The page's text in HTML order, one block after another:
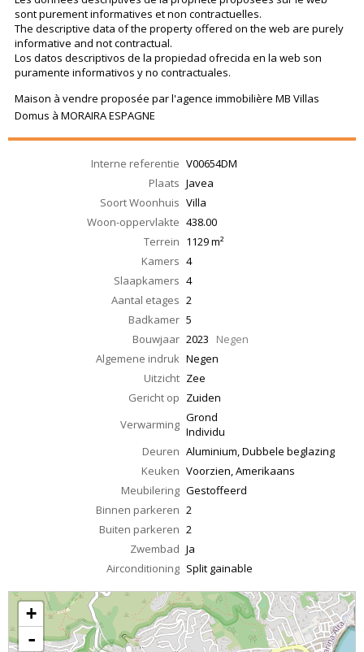
sont purement informatives et non contractuelles.
The descriptive data of the property offered on the web are purely
informative and not contractual.
Los datos descriptivos de la propiedad ofrecida en la web son
puramente informativos y no contractuales.
Maison à vendre proposée par l'agence immobilière MB Villas
Domus à MORAIRA ESPAGNE
Interne referentie V00654DM
Plaats Javea
Soort Woonhuis Villa
Woon-oppervlakte 438.00
Terrein 1129 m²
Kamers 4
Slaapkamers 4
Aantal etages 2
Badkamer 5
Bouwjaar 2023 Negen
Algemene indruk Negen
Uitzicht Zee
Gericht op Zuiden
Verwarming Grond
Individu
Deuren Aluminium, Dubbele beglazing
Keuken Voorzien, Amerikaans
Meubilering Gestoffeerd
Binnen parkeren 2
Buiten parkeren 2
Zwembad Ja
Airconditioning Split gainable
+
-